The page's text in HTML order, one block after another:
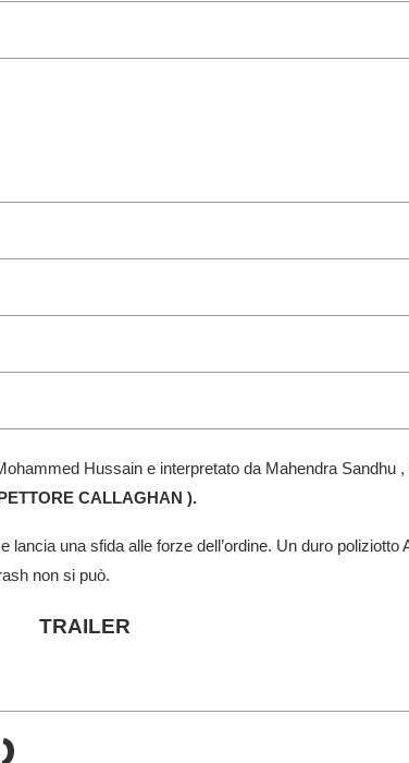
Hussain e interpretato da Mahendra Sandhu
CALLAGHAN ).
una sfida alle forze dell’ordine. Un duro
non si può.
TRAILER